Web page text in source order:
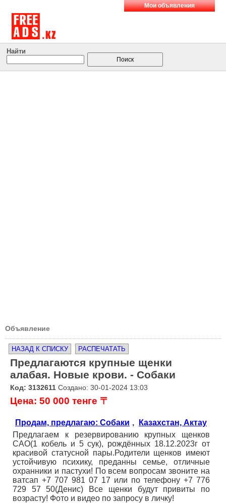
Мои объявления
Найти
Объявление
НАЗАД К СПИСКУ РАСПЕЧАТАТЬ
Предлагаются крупные щенки
алабая. Новые крови. - Собаки
Код: 3132611 Создано: 30-01-2024 13:03
Цена: 50 000 тенге 〒
Продам, предлагаю: Собаки ,
Казахстан, Актау
Предлагаем к резервированию крупных щенков
САО(1 кобель и 5 сук), рождённых 18.12.2023г от
красивой статусной пары.Родители щенков имеют
устойчивую психику, преданны семье, отличные
охранники и пастухи! По всем вопросам звоните на
ватсап +7 707 981 07 17 или по телефону +7 776
729 57 50(Денис) Все щенки будут привиты по
возрасту! Фото и видео по запросу в личку!